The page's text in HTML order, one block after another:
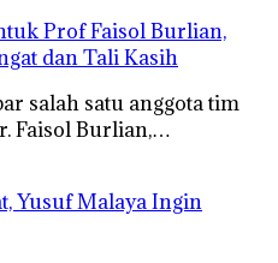
Prof Faisol Burlian,
dan Tali Kasih
salah satu anggota tim
Faisol Burlian,…
Yusuf Malaya Ingin